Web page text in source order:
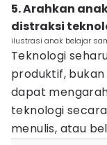
5. Arahkan
distraksi
ilustrasi anak belajar
Teknologi
produktif,
dapat
teknologi
menulis, atau